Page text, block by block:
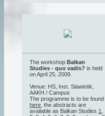
The workshop Balkan
Studies - quo vadis? is held
on April 25, 2009.
Venue: HS, Inst. Slawistik,
AAKH / Campus
The programme is to be found
here , the abstracts are
available as Balkan Studies 1